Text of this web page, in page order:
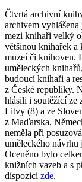
Čtvrtá archivní
archivem
mezi knihaři velký
většinou knihařek a
muzeí či knihoven.
uměleckých
budoucí knihaři a
z České republiky.
hlásili i soutěžící ze
Litvy (8) a ze
z Maďarska,
neměla při
uměleckého
Oceněno bylo
knižních vazeb a s
dispozici zde.